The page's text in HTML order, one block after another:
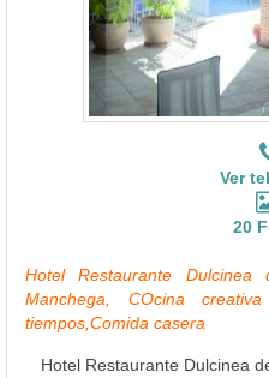
Ver
20
Hotel Restaurante
Manchega, COcina
tiempos,Comida casera
Hotel Restaurante Dulcinea